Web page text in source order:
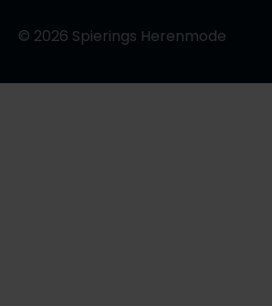
© 2026 Spierings Herenmode